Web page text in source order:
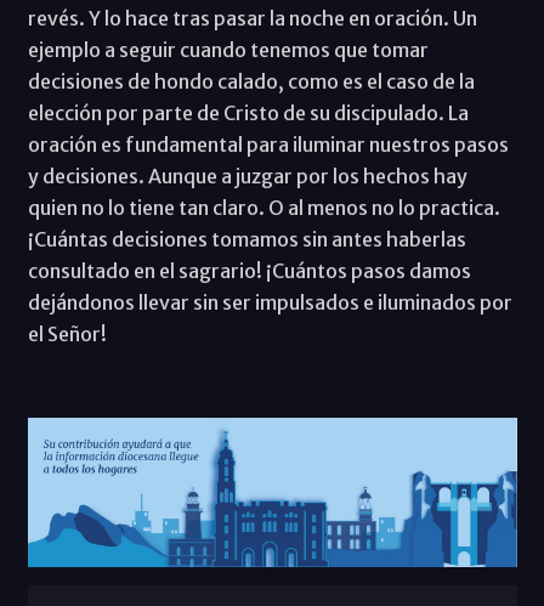
revés. Y lo hace tras pasar la noche en oración. Un
ejemplo a seguir cuando tenemos que tomar
decisiones de hondo calado, como es el caso de la
elección por parte de Cristo de su discipulado. La
oración es fundamental para iluminar nuestros pasos
y decisiones. Aunque a juzgar por los hechos hay
quien no lo tiene tan claro. O al menos no lo practica.
¡Cuántas decisiones tomamos sin antes haberlas
consultado en el sagrario! ¡Cuántos pasos damos
dejándonos llevar sin ser impulsados e iluminados por
el Señor!